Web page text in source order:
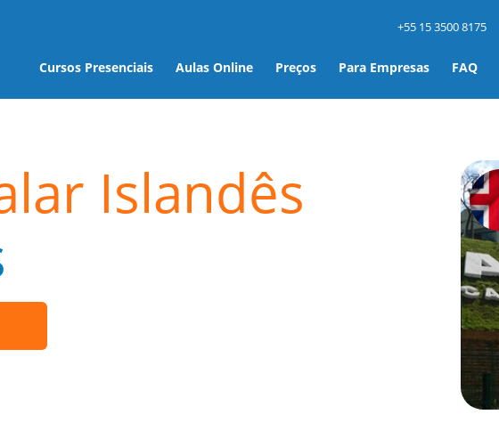
Cursos Presenciais Aulas Online Preços Para Empresas FAQ
+55 15 3500 8175
Islandês